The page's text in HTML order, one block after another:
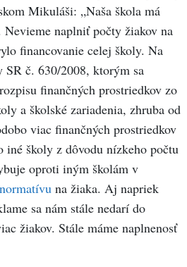
Mikuláši: „Naša škola má
Nevieme naplniť počty žiakov na
financovanie celej školy. Na
SR č. 630/2008, ktorým sa
finančných prostriedkov zo
a školské zariadenia, zhruba od
viac finančných prostriedkov
iné školy z dôvodu nízkeho počtu
oproti iným školám v
normatívu na žiaka. Aj napriek
sa nám stále nedarí do
žiakov. Stále máme naplnenosť